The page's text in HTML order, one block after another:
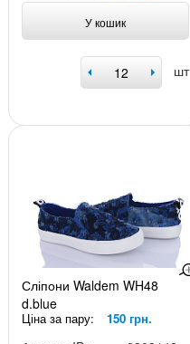
У кошик
шт
Сліпони Waldem WH48
d.blue
Ціна за пару: 150 грн.